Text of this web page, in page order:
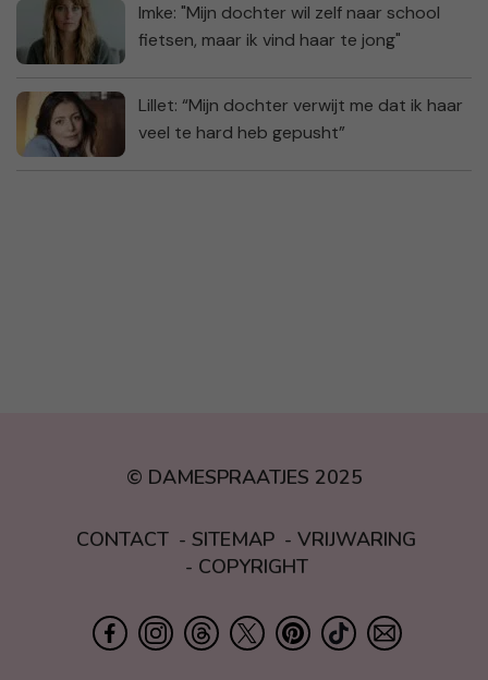
Imke: "Mijn dochter wil zelf naar school
fietsen, maar ik vind haar te jong"
Lillet: “Mijn dochter verwijt me dat ik haar
veel te hard heb gepusht”
© DAMESPRAATJES 2025
CONTACT SITEMAP
VRIJWARING
COPYRIGHT